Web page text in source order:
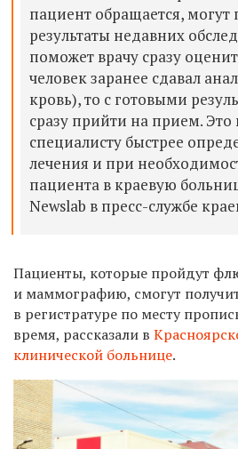
пациент обращается, могут
результаты недавних
поможет врачу сразу
человек заранее сдавал
кровь), то с готовыми
сразу прийти на прием. Это
специалисту быстрее
лечения и при
пациента в краевую
Newslab в пресс-службе
Пациенты, которые пройдут
и маммографию, смогут
в регистратуре по месту
время, рассказали в
клинической больнице.